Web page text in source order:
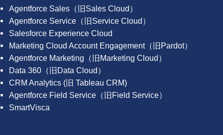
Agentforce Sales（旧Sales Cloud）
Agentforce Service（旧Service Cloud）
Salesforce Experience Cloud
Marketing Cloud Account Engagement（旧Pardot）
Agentforce Marketing（旧Marketing Cloud）
Data 360（旧Data Cloud）
CRM Analytics (旧 Tableau CRM)
Agentforce Field Service（旧Field Service）
SmartVisca